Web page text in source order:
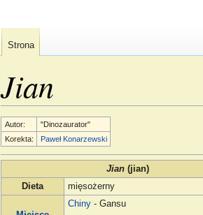
Jian
Autor:
"Dinozaurator"
Korekta:
Paweł Konarzewski
Jian (jian)
Dieta
mięsożerny
Chiny - Gansu
Strona